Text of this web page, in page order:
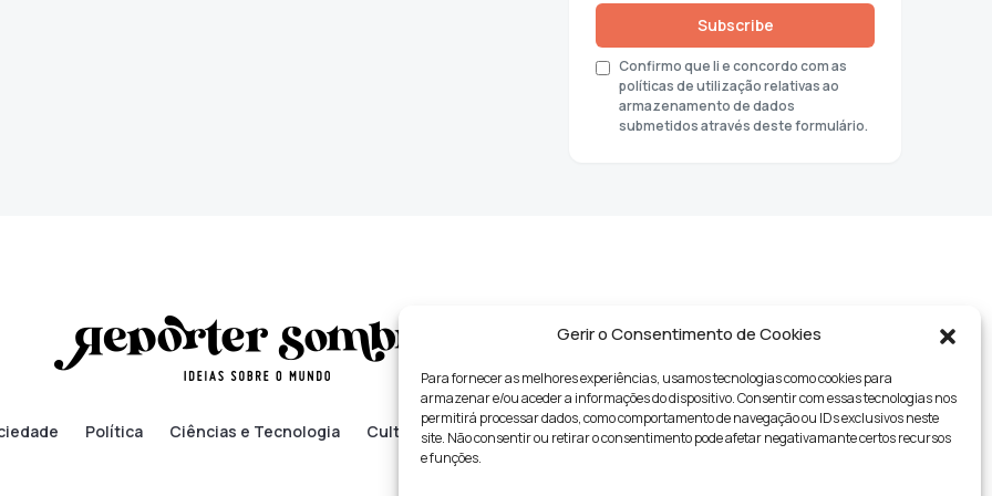
Gerir o Consentimento de Cookies
Para fornecer as melhores experiências, usamos tecnologias como cookies para
armazenar e/ou aceder a informações do dispositivo. Consentir com essas tecnologias nos
permitirá processar dados, como comportamento de navegação ou IDs exclusivos neste
site. Não consentir ou retirar o consentimento pode afetar negativamante certos recursos
e funções.
Subscribe
Confirmo que li e concordo com as
políticas de utilização relativas ao
armazenamento de dados
submetidos através deste formulário.
Política Ciências e Tecnologia Cultura Lifestyle